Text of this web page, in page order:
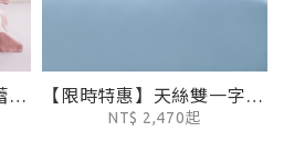
【限時特惠】天絲寬幅蕾絲枕套-蓮藕粉 【限時特惠】天絲雙一字繡被套-迷霧藍
NT$ 2,470起